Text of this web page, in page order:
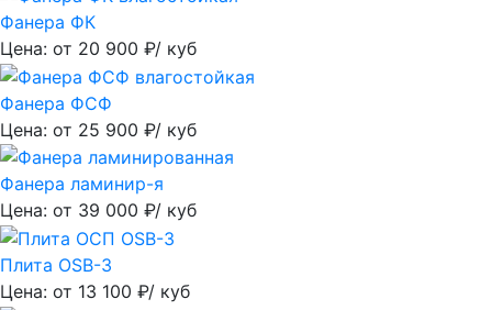
Фанера ФК
Цена: от 20 900 ₽/ куб
Фанера ФСФ
Цена: от 25 900 ₽/ куб
Фанера ламинир-я
Цена: от 39 000 ₽/ куб
Плита OSB-3
Цена: от 13 100 ₽/ куб